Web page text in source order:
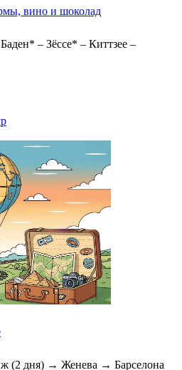
вино и шоколад
– Зёссе* – Киттзее –
дня) → Женева → Барселона